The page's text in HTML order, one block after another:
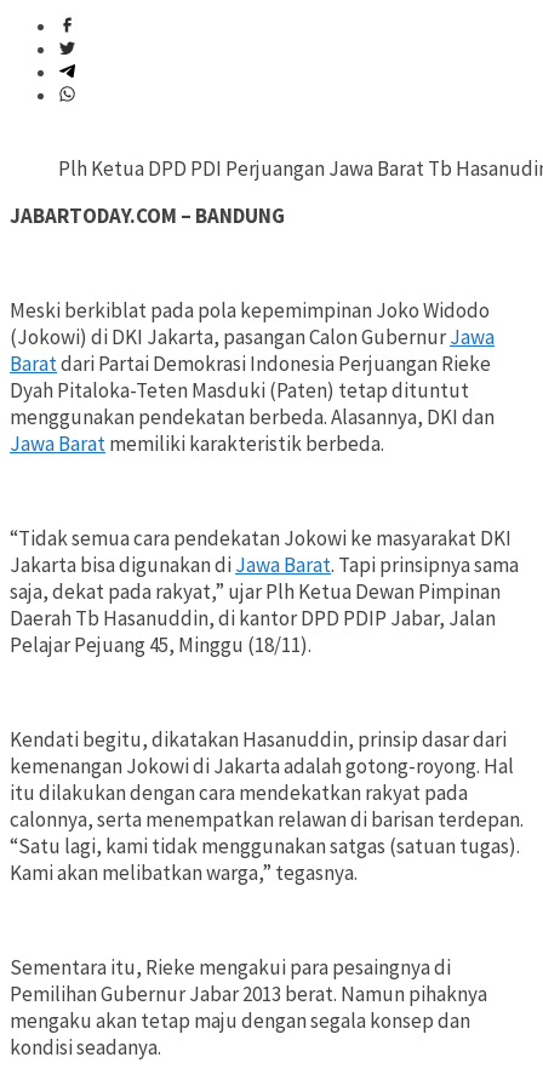
Plh Ketua DPD PDI Perjuangan Jawa Barat Tb
JABARTODAY.COM – BANDUNG
Meski berkiblat pada pola kepemimpinan Joko Widodo
(Jokowi) di DKI Jakarta, pasangan Calon GubernurJawa
Baratdari Partai Demokrasi Indonesia Perjuangan Rieke
Dyah Pitaloka-Teten Masduki (Paten) tetap dituntut
menggunakan pendekatan berbeda. Alasannya, DKI dan
Jawa Baratmemiliki karakteristik berbeda.
“Tidak semua cara pendekatan Jokowi ke masyarakat DKI
Jakarta bisa digunakan diJawa Barat. Tapi prinsipnya sama
saja, dekat pada rakyat,” ujar Plh Ketua Dewan Pimpinan
Daerah Tb Hasanuddin, di kantor DPD PDIP Jabar, Jalan
Pelajar Pejuang 45, Minggu (18/11).
Kendati begitu, dikatakan Hasanuddin, prinsip dasar dari
kemenangan Jokowi di Jakarta adalah gotong-royong. Hal
itu dilakukan dengan cara mendekatkan rakyat pada
calonnya, serta menempatkan relawan di barisan terdepan.
“Satu lagi, kami tidak menggunakan satgas (satuan tugas).
Kami akan melibatkan warga,” tegasnya.
Sementara itu, Rieke mengakui para pesaingnya di
Pemilihan Gubernur Jabar 2013 berat. Namun pihaknya
mengaku akan tetap maju dengan segala konsep dan
kondisi seadanya.